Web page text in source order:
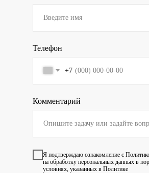
Телефон
+7
Комментарий
Я подтверждаю ознакомление с
на обработку персональных данных в
условиях, указанных в Политике